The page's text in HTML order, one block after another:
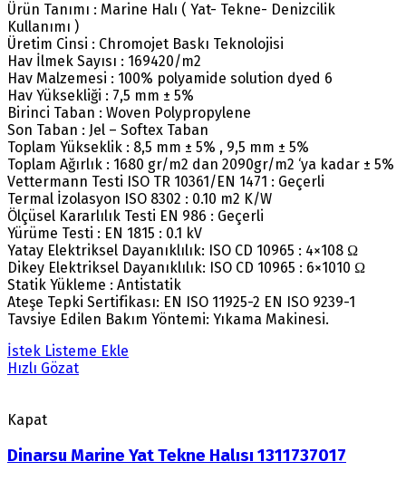
Ürün Tanımı : Marine Halı ( Yat- Tekne- Denizcilik
Kullanımı )
Üretim Cinsi : Chromojet Baskı Teknolojisi
Hav İlmek Sayısı : 169420/m2
Hav Malzemesi : 100% polyamide solution dyed 6
Hav Yüksekliği : 7,5 mm ± 5%
Birinci Taban : Woven Polypropylene
Son Taban : Jel – Softex Taban
Toplam Yükseklik : 8,5 mm ± 5% , 9,5 mm ± 5%
Toplam Ağırlık : 1680 gr/m2 dan 2090gr/m2 ‘ya kadar ± 5%
Vettermann Testi ISO TR 10361/EN 1471 : Geçerli
Termal İzolasyon ISO 8302 : 0.10 m2 K/W
Ölçüsel Kararlılık Testi EN 986 : Geçerli
Yürüme Testi : EN 1815 : 0.1 kV
Yatay Elektriksel Dayanıklılık: ISO CD 10965 : 4×108 Ω
Dikey Elektriksel Dayanıklılık: ISO CD 10965 : 6×1010 Ω
Statik Yükleme : Antistatik
Ateşe Tepki Sertifikası: EN ISO 11925-2 EN ISO 9239-1
Tavsiye Edilen Bakım Yöntemi: Yıkama Makinesi.
İstek Listeme Ekle
Hızlı Gözat
Kapat
Dinarsu Marine Yat Tekne Halısı 1311737017